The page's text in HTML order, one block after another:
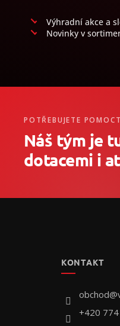
Výhradní akce a
Novinky v
POTŘEBUJETE
Náš tým je
dotacemi i
KONTAKT
obchod@
+420